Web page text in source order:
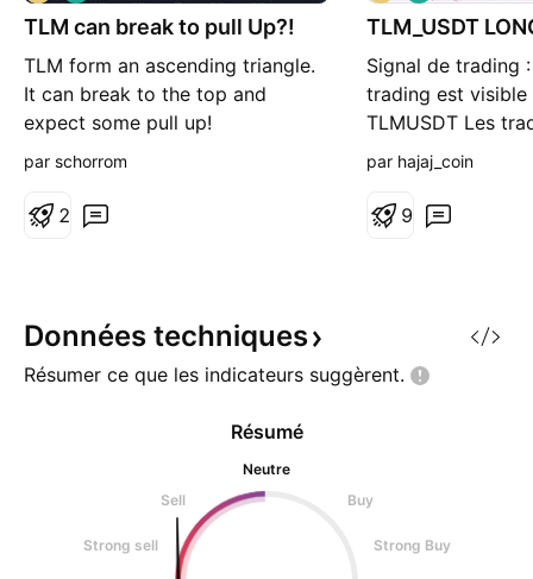
TLM can break to pull Up?!
TLM form an ascending triangle.
It can break to the top and
expect some pull up!
o
n
par schorrom
2
TLM_USDT
Signal de trading
trading est visible
TLMUSDT Les
ouvrir leurs
Rang : ⭐️⭐️
o
n
par hajaj_coin
9
Données techniques
Résumer ce que les indicateurs suggèrent.
Résumé
Neutre
Sell
Buy
Strong sell Strong Buy